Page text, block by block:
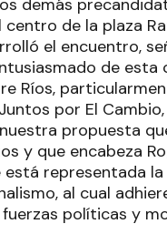
demás
de la plaza
el encuentro,
de esta
Ríos,
por El
propuesta
y que encabeza
está representada la
al cual
políticas y